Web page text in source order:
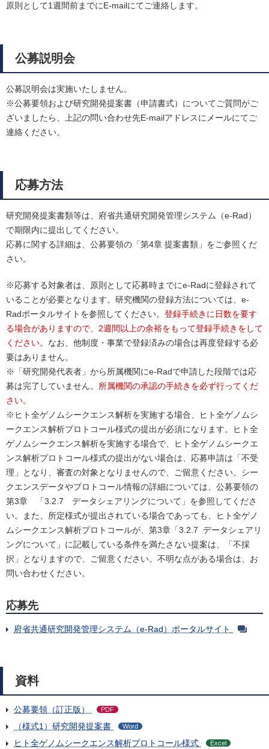
原則として1週間前までにE-mailにてご連絡します。
公募説明会
公募説明会は実施いたしません。
※公募要領および研究開発提案書（申請書式）についてご質問がご
ざいましたら、上記の問い合わせ先E-mailアドレスにメールにてご
連絡ください。
応募方法
研究開発提案書類等は、府省共通研究開発管理システム（e-Rad）
で期限内に提出してください。
応募に関する詳細は、公募要領の「第4章 提案書類」をご参照くだ
さい。
※応募する対象者は、原則として応募時までにe-Radに登録されて
いることが必要となります。研究機関の登録方法については、e-
Radポータルサイトを参照してください。 登録手続きに日数を要す
る場合がありますので、2週間以上の余裕をもって登録手続きをして
ください。 なお、他制度・事業で登録済みの場合は再度登録する必
要はありません。
※「研究開発代表者」から所属機関にe-Radで申請した段階では応
募は完了していません。 所属機関の承認の手続きを必ず行ってくだ
さい。
※ヒト全ゲノムシークエンス解析を実施する場合、ヒト全ゲノムシ
ークエンス解析プロトコール様式の提出が必須になります。ヒト全
ゲノムシークエンス解析を実施する場合で、ヒト全ゲノムシークエ
ンス解析プロトコール様式の提出がない場合は、応募申請は「不受
理」となり、審査の対象となりませんので、ご留意ください。シー
クエンスデータやプロトコール情報の詳細については、公募要領の
第3章 「3.2.7 データシェアリングについて」を参照してくださ
い。また、所定様式が提出されている場合であっても、ヒト全ゲノ
ムシークエンス解析プロトコールが、第3章「3.2.7 データシェアリ
ングについて」に記載している条件を満たさない提案は、「不採
択」となりますので、ご留意ください。不明な点がある場合は、お
問い合わせください。
応募先
府省共通研究開発管理システム（e-Rad）ポータルサイト
資料
公募要領（訂正版） PDF
（様式1）研究開発提案書 Word
ヒト全ゲノムシークエンス解析プロトコール様式 Excel